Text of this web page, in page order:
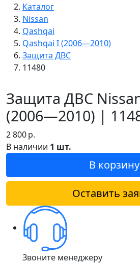
Каталог
Nissan
Qashqai
Qashqai I (2006—2010)
Защита ДВС
11480
Защита ДВС
(2006—2010) |
2 800р.
В наличии 1 шт.
В корзину
Оставить
Звоните менеджеру